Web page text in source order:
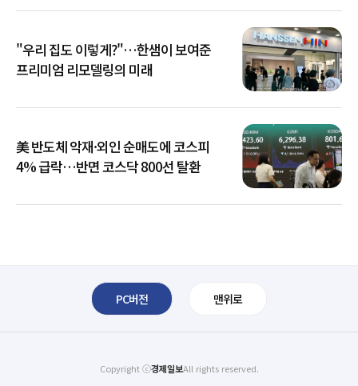
"우리 집도 이렇게?"…한샘이 보여준
프리미엄 리모델링의 미래
美 반도체 악재·외인 순매도에 코스피
4% 급락…반면 코스닥 800선 탈환
PC버전 맨위로
Copyright ⓒ경제일보All rights reserved.